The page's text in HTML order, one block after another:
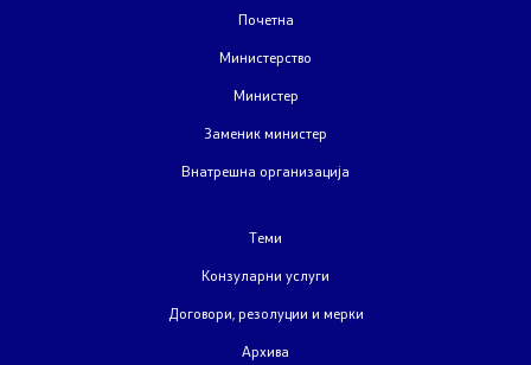
Македонски државјани
Колку сте задоволни од конзуларните услуги
Почетна
Министерство
Министер
Заменик министер
Внатрешна организација
Теми
Конзуларни услуги
Договори, резолуции и мерки
Архива